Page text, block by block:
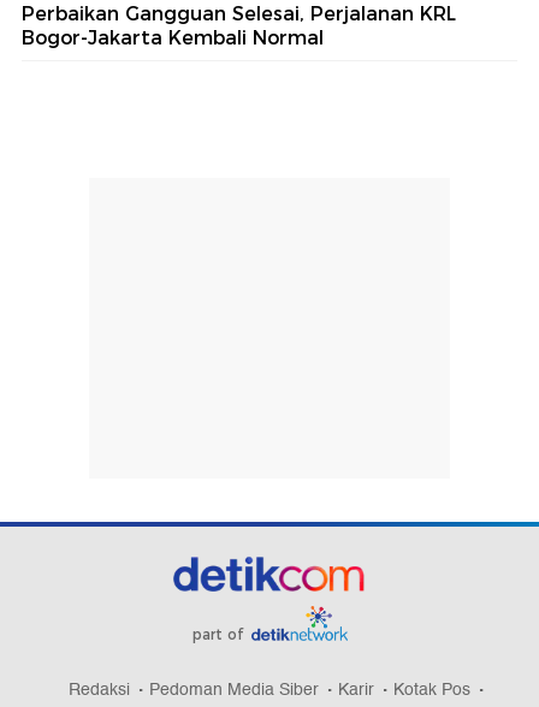
Perbaikan Gangguan Selesai, Perjalanan KRL
Bogor-Jakarta Kembali Normal
part of
Redaksi Pedoman Media Siber Karir Kotak Pos